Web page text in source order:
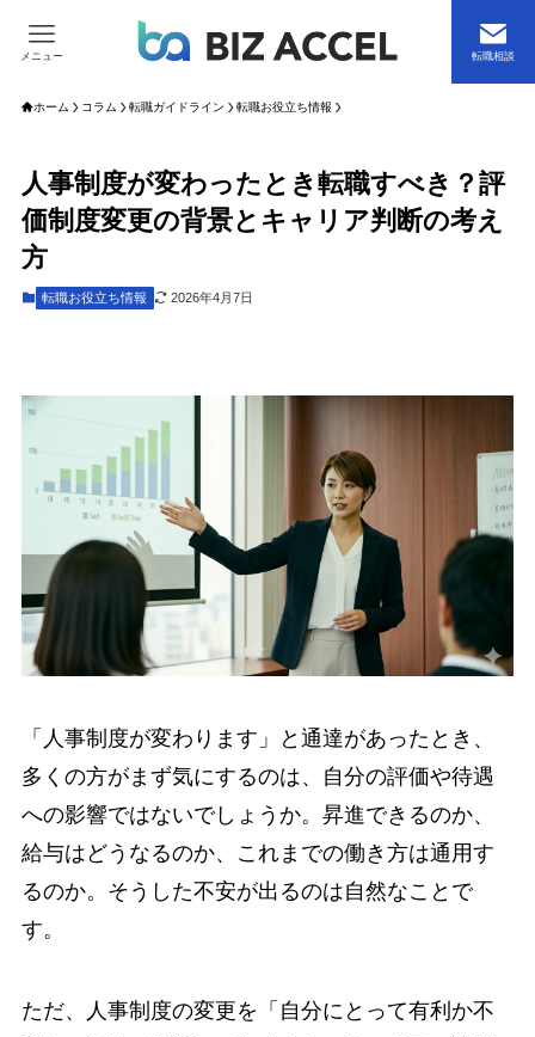
転職相談
メニュー
ホーム コラム 転職ガイドライン 転職お役立ち情報
人事制度が変わったとき転職すべき？評
価制度変更の背景とキャリア判断の考え
方
転職お役立ち情報 2026年4月7日
「人事制度が変わります」と通達があったとき、
多くの方がまず気にするのは、自分の評価や待遇
への影響ではないでしょうか。昇進できるのか、
給与はどうなるのか、これまでの働き方は通用す
るのか。そうした不安が出るのは自然なことで
す。
ただ、人事制度の変更を「自分にとって有利か不